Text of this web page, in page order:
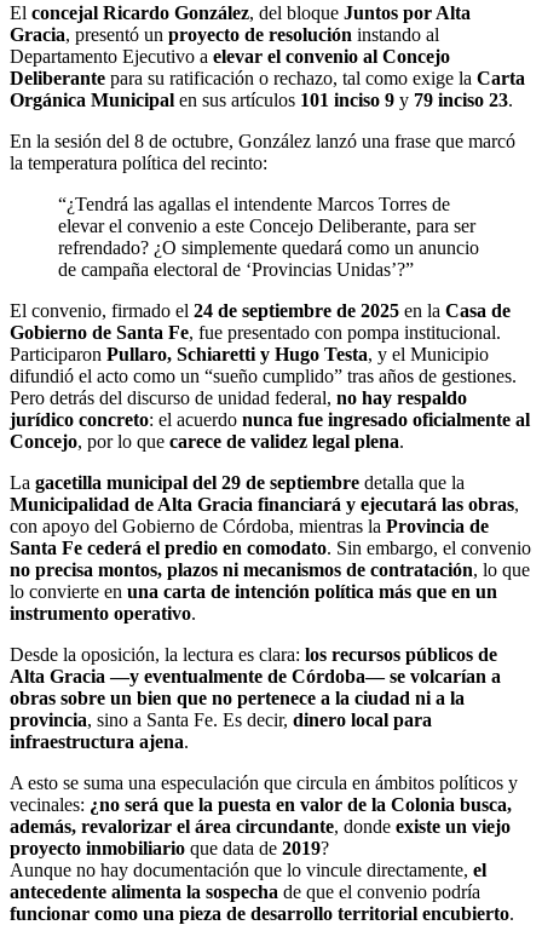
El concejal Ricardo González, del bloque Juntos por Alta
Gracia, presentó un proyecto de resolución instando al
Departamento Ejecutivo a elevar el convenio al Concejo
Deliberante para su ratificación o rechazo, tal como exige la Carta
Orgánica Municipal en sus artículos 101 inciso 9 y 79 inciso 23.
En la sesión del 8 de octubre, González lanzó una frase que marcó
la temperatura política del recinto:
“¿Tendrá las agallas el intendente Marcos Torres de
elevar el convenio a este Concejo Deliberante, para ser
refrendado? ¿O simplemente quedará como un anuncio
de campaña electoral de ‘Provincias Unidas’?”
El convenio, firmado el 24 de septiembre de 2025 en la Casa de
Gobierno de Santa Fe, fue presentado con pompa institucional.
Participaron Pullaro, Schiaretti y Hugo Testa, y el Municipio
difundió el acto como un “sueño cumplido” tras años de gestiones.
Pero detrás del discurso de unidad federal, no hay respaldo
jurídico concreto: el acuerdo nunca fue ingresado oficialmente al
Concejo, por lo que carece de validez legal plena.
La gacetilla municipal del 29 de septiembre detalla que la
Municipalidad de Alta Gracia financiará y ejecutará las obras,
con apoyo del Gobierno de Córdoba, mientras la Provincia de
Santa Fe cederá el predio en comodato. Sin embargo, el convenio
no precisa montos, plazos ni mecanismos de contratación, lo que
lo convierte en una carta de intención política más que en un
instrumento operativo.
Desde la oposición, la lectura es clara: los recursos públicos de
Alta Gracia —y eventualmente de Córdoba— se volcarían a
obras sobre un bien que no pertenece a la ciudad ni a la
provincia, sino a Santa Fe. Es decir, dinero local para
infraestructura ajena.
A esto se suma una especulación que circula en ámbitos políticos y
vecinales: ¿no será que la puesta en valor de la Colonia busca,
además, revalorizar el área circundante, donde existe un viejo
proyecto inmobiliario que data de 2019?
Aunque no hay documentación que lo vincule directamente, el
antecedente alimenta la sospecha de que el convenio podría
funcionar como una pieza de desarrollo territorial encubierto.